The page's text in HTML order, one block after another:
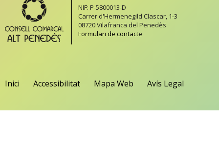
NIF: P-5800013-D
Carrer d'Hermenegild Clascar, 1-3
08720 Vilafranca del Penedès
Formulari de contacte
Inici Accessibilitat Mapa Web Avís Legal